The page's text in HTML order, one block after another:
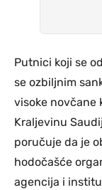
Putnici koji se
se ozbiljnim
visoke novčane
Kraljevinu
poručuje da je
hodočašće
agencija i